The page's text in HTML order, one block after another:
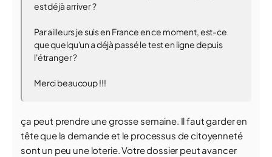
est déjà arriver ?
Par ailleurs je suis en France en ce moment, est-ce
que quelqu'un a déjà passé le test en ligne depuis
l'étranger ?
Merci beaucoup !!!
ça peut prendre une grosse semaine. Il faut garder en
tête que la demande et le processus de citoyenneté
sont un peu une loterie. Votre dossier peut avancer